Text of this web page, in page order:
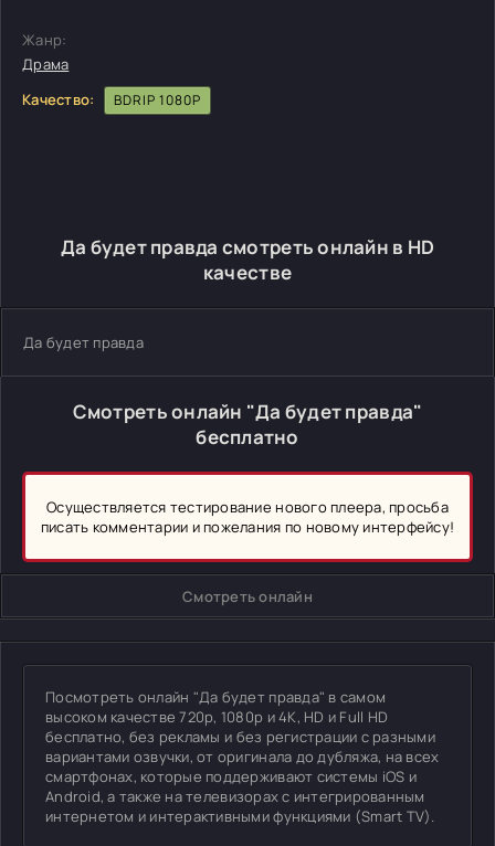
Жанр:
Драма
Качество:
BDRIP 1080P
Да будет правда смотреть онлайн в HD
качестве
Да будет правда
Смотреть онлайн "Да будет правда"
бесплатно
Осуществляется тестирование нового плеера, просьба
писать комментарии и пожелания по новому интерфейсу!
Смотреть онлайн
Посмотреть онлайн "Да будет правда" в самом
высоком качестве 720p, 1080p и 4K, HD и Full HD
бесплатно, без рекламы и без регистрации с разными
вариантами озвучки, от оригинала до дубляжа, на всех
смартфонах, которые поддерживают системы iOS и
Android, а также на телевизорах с интегрированным
интернетом и интерактивными функциями (Smart TV).